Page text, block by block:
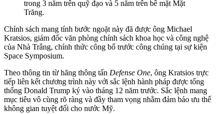
trong 3 năm trên quỹ đạo và 5 năm trên bề mặt Mặt
Trăng.
Chính sách mang tính bước ngoặt này đã được ông Michael
Kratsios, giám đốc văn phòng chính sách khoa học và công nghệ
của Nhà Trắng, chính thức công bố trước công chúng tại sự kiện
Space Symposium.
Theo thông tin từ hãng thông tấn Defense One, ông Kratsios trực
tiếp liên kết chương trình này với sắc lệnh hành pháp được tổng
thống Donald Trump ký vào tháng 12 năm trước. Sắc lệnh mang
mục tiêu vô cùng rõ ràng và đầy tham vọng nhằm đảm bảo ưu thế
không gian tuyệt đối cho nước Mỹ.